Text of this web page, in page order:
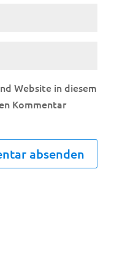
Website in diesem
Kommentar